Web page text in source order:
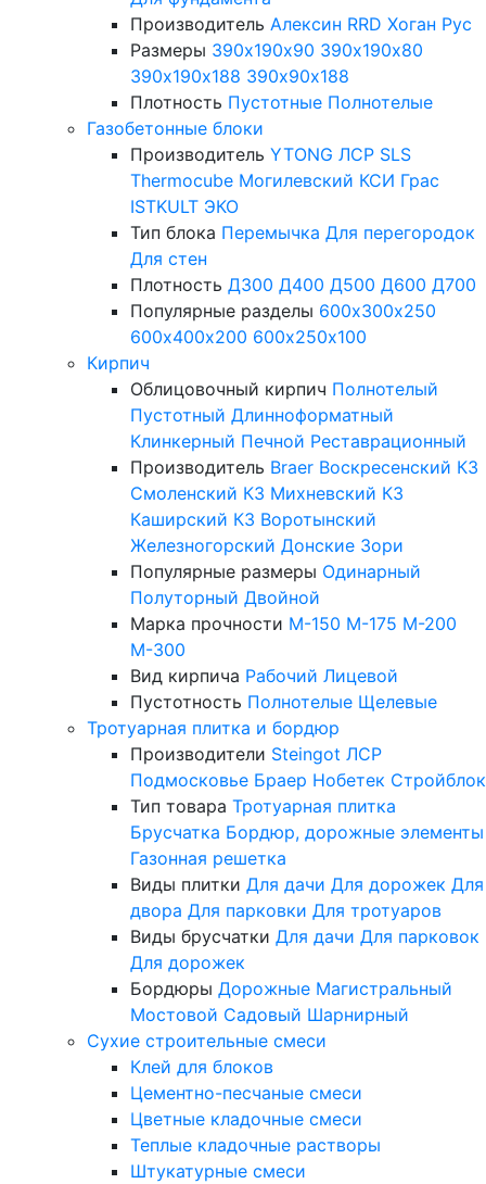
Производитель Алексин RRD Хоган Рус
Размеры 390х190х90 390х190х80
390х190х188 390х90х188
Плотность Пустотные Полнотелые
Газобетонные блоки
Производитель YTONG ЛСР SLS
Thermocube Могилевский КСИ Грас
ISTKULT ЭКО
Тип блока Перемычка Для перегородок
Для стен
Плотность Д300 Д400 Д500 Д600 Д700
Популярные разделы 600х300х250
600х400х200 600х250х100
Кирпич
Облицовочный кирпич Полнотелый
Пустотный Длинноформатный
Клинкерный Печной Реставрационный
Производитель Braer Воскресенский КЗ
Смоленский КЗ Михневский КЗ
Каширский КЗ Воротынский
Железногорский Донские Зори
Популярные размеры Одинарный
Полуторный Двойной
Марка прочности М-150 М-175 М-200
М-300
Вид кирпича Рабочий Лицевой
Пустотность Полнотелые Щелевые
Тротуарная плитка и бордюр
Производители Steingot ЛСР
Подмосковье Браер Нобетек Стройблок
Тип товара Тротуарная плитка
Брусчатка Бордюр, дорожные элементы
Газонная решетка
Виды плитки Для дачи Для дорожек Для
двора Для парковки Для тротуаров
Виды брусчатки Для дачи Для парковок
Для дорожек
Бордюры Дорожные Магистральный
Мостовой Садовый Шарнирный
Сухие строительные смеси
Клей для блоков
Цементно-песчаные смеси
Цветные кладочные смеси
Теплые кладочные растворы
Штукатурные смеси